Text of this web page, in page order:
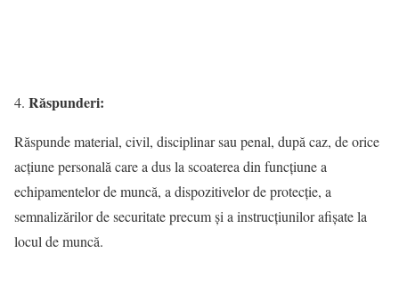
Răspunderi:
Răspunde material, civil, disciplinar sau penal, după caz, de orice
acţiune personală care a dus la scoaterea din funcţiune a
echipamentelor de muncă, a dispozitivelor de protecţie, a
semnalizărilor de securitate precum şi a instrucţiunilor afişate la
locul de muncă.